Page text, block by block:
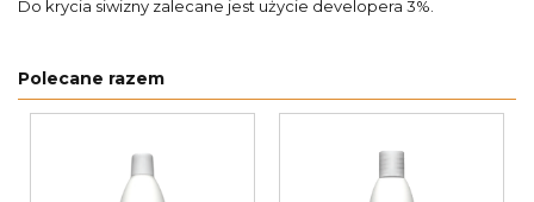
Do krycia siwizny zalecane jest użycie developera 3%.
Polecane razem